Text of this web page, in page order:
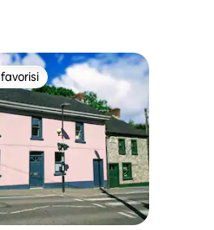
en beğenilenler arasında